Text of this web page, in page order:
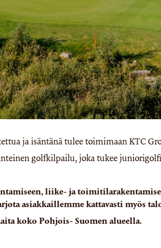
ja isäntänä tulee toimimaan KTC
golfkilpailu, joka tukee
liike- ja
asiakkaillemme kattavasti myös
koko Pohjois- Suomen alueella.